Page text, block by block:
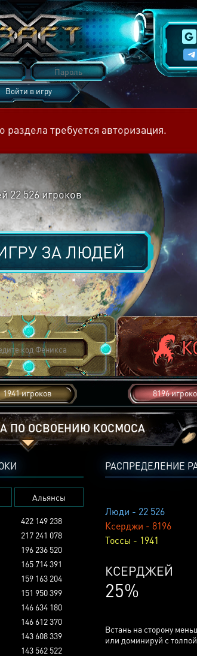
Войти в игру
раздела требуется авторизация.
22 526игроков
ЗАЛЮДЕЙ
1941 игроков 8196
ПО ОСВОЕНИЮ КОСМОСА
РАСПРЕДЕЛЕНИЕ
Люди - 22 526
Ксерджи - 8196
Тоссы - 1941
КСЕРДЖЕЙ
25%
Встань на сторону
или доминируй с
Альянсы
422 149 238
217 241 078
196 236 520
165 714 391
159 163 204
151 950 399
146 634 180
146 612 370
143 608 339
143 562 522